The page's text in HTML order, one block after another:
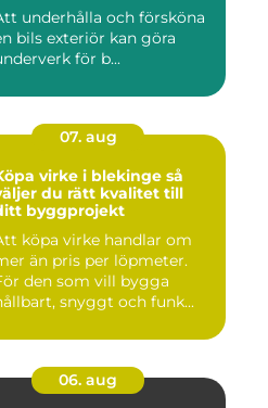
underhålla och försköna
bils exteriör kan göra
för b...
07. aug
virke i blekinge så
du rätt kvalitet till
byggprojekt
köpa virke handlar om
än pris per löpmeter.
den som vill bygga
snyggt och funk...
06. aug